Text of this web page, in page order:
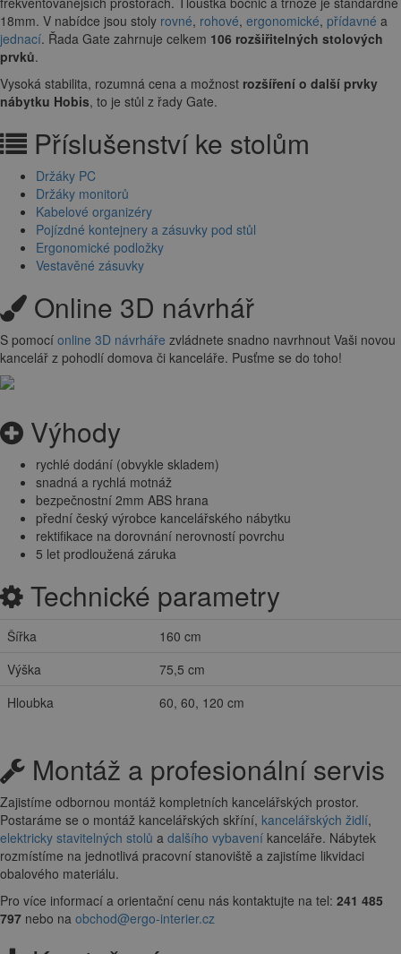
18mm. V nabídce jsou stoly rovné, rohové, ergonomické, přídavné a
jednací. Řada Gate zahrnuje celkem 106 rozšiřitelných stolových
prvků.
Vysoká stabilita, rozumná cena a možnost rozšíření o další prvky
nábytku Hobis, to je stůl z řady Gate.
Příslušenství ke stolům
Držáky PC
Držáky monitorů
Kabelové organizéry
Pojízdné kontejnery a zásuvky pod stůl
Ergonomické podložky
Vestavěné zásuvky
Online 3D návrhář
S pomocí online 3D návrháře zvládnete snadno navrhnout Vaši novou
kancelář z pohodlí domova či kanceláře. Pusťme se do toho!
Výhody
rychlé dodání (obvykle skladem)
snadná a rychlá motnáž
bezpečnostní 2mm ABS hrana
přední český výrobce kancelářského nábytku
rektifikace na dorovnání nerovností povrchu
5 let prodloužená záruka
Technické parametry
Šířka
160 cm
Výška
75,5 cm
Hloubka
60, 60, 120 cm
Montáž a profesionální servis
Zajistíme odbornou montáž kompletních kancelářských prostor.
Postaráme se o montáž kancelářských skříní, kancelářských židlí,
elektricky stavitelných stolů a dalšího vybavení kanceláře. Nábytek
rozmístíme na jednotlivá pracovní stanoviště a zajistíme likvidaci
obalového materiálu.
Pro více informací a orientační cenu nás kontaktujte na tel: 241 485
797 nebo na obchod@ergo-interier.cz